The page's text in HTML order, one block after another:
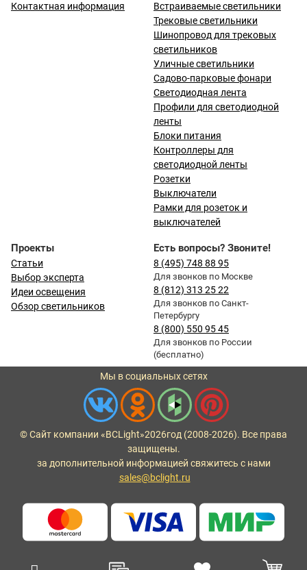
Контактная информация
Встраиваемые светильники
Трековые светильники
Шинопровод для трековых
светильников
Уличные светильники
Садово-парковые фонари
Светодиодная лента
Профили для светодиодной
ленты
Блоки питания
Контроллеры для
светодиодной ленты
Розетки
Выключатели
Рамки для розеток и
выключателей
Проекты
Статьи
Выбор эксперта
Идеи освещения
Обзор светильников
Есть вопросы? Звоните!
8 (495) 748 88 95
Для звонков по Москве
8 (812) 313 25 22
Для звонков по Санкт-
Петербургу
8 (800) 550 95 45
Для звонков по России
(бесплатно)
Мы в социальных сетях
© Сайт компании «BCLight»2026год (2008-2026). Все права
защищены.
за дополнительной информацией свяжитесь с нами
sales@bclight.ru